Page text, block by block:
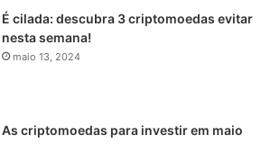
É cilada: descubra 3 criptomoedas evitar
nesta semana!
maio 13, 2024
As criptomoedas para investir em maio